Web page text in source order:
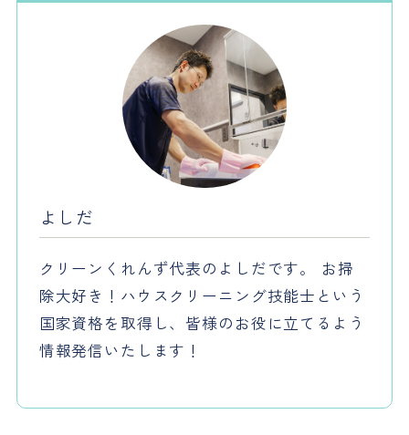
よしだ
クリーンくれんず代表のよしだです。 お掃
除大好き！ハウスクリーニング技能士という
国家資格を取得し、皆様のお役に立てるよう
情報発信いたします！